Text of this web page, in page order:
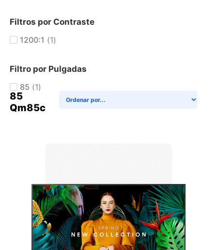
Filtros por Contraste
1200:1 (1)
Filtro por Pulgadas
85 (1)
85
Qm85c